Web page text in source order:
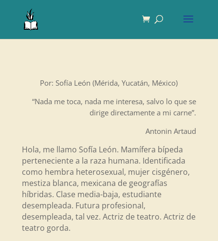
Por: Sofía León (Mérida, Yucatán, México)
“Nada me toca, nada me interesa, salvo lo que se
dirige directamente a mi carne”.
Antonin Artaud
Hola, me llamo Sofía León. Mamífera bípeda
perteneciente a la raza humana. Identificada
como hembra heterosexual, mujer cisgénero,
mestiza blanca, mexicana de geografías
híbridas. Clase media-baja, estudiante
desempleada. Futura profesional,
desempleada, tal vez. Actriz de teatro. Actriz de
teatro gorda.